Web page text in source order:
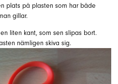
plats på plasten som har både
gillar.
liten kant, som sen slipas bort.
nämligen skiva sig.